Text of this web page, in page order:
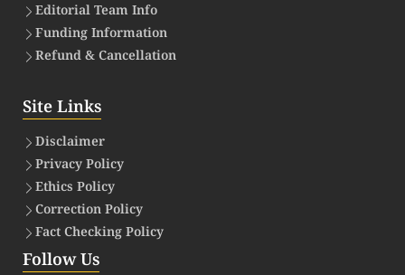
Editorial Team Info
Funding Information
Refund & Cancellation
Site Links
Disclaimer
Privacy Policy
Ethics Policy
Correction Policy
Fact Checking Policy
Follow Us